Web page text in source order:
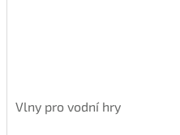
Vlny pro vodní hry